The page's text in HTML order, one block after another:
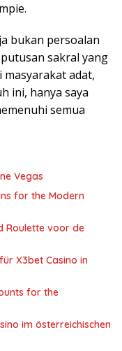
bukan persoalan
sakral yang
adat,
ini, hanya saya
semua
Vegas
for the Modern
Roulette voor de
X3bet Casino in
for the
im österreichischen